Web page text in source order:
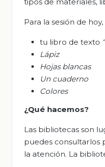
Para la sesión de
tu libro de texto
L ápiz
Hojas blancas
Un cuaderno
Colores
¿Qué hacemos?
Las bibliotecas son
puedes consultarlos
la atención. La